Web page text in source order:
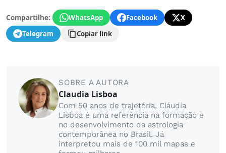
Compartilhe: WhatsApp Facebook
X
Telegram
Copiar link
SOBRE A AUTORA
Claudia Lisboa
Com 50 anos de trajetória, Cláudia
Lisboa é uma referência na formação e
no desenvolvimento da astrologia
contemporânea no Brasil. Já
interpretou mais de 100 mil mapas e